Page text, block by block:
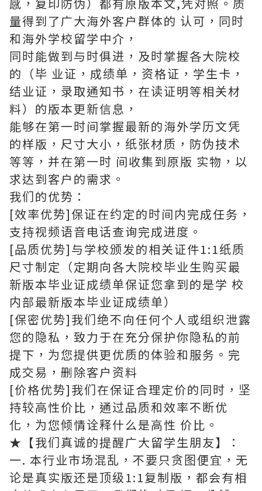
量得到了广大海外客户群体的 认可，同时
和海外学校留学中介，
同时能做到与时俱进，及时掌握各大院校
的（毕 业证，成绩单，资格证，学生卡，
结业证，录取通知书，在读证明等相关材
料）的版本更新信息，
能够在第一时间掌握最新的海外学历文凭
的样版，尺寸大小，纸张材质，防伪技术
等等，并在第一时 间收集到原版 实物，以
求达到客户的需求。
我们的优势：
[效率优势]保证在约定的时间内完成任务，
支持视频语音电话查询完成进度。
[品质优势]与学校颁发的相关证件1:1纸质
尺寸制定（定期向各大院校毕业生购买最
新版本毕业证成绩单保证您拿到的是学 校
内部最新版本毕业证成绩单）
[保密优势]我们绝不向任何个人或组织泄露
您的隐私，致力于在充分保护你隐私的前
提下，为您提供更优质的体验和服务。完
成交易，删除客户资料
[价格优势]我们在保证合理定价的同时，坚
持较高性价比，通过品质和效率不断优
化，为您倾情诠释什么是高性 价比。
★【我们真诚的提醒广大留学生朋友】：
一. 本行业市场混乱，不要只贪图便宜，无
论是真实版还是顶级1:1复制版，都会有相